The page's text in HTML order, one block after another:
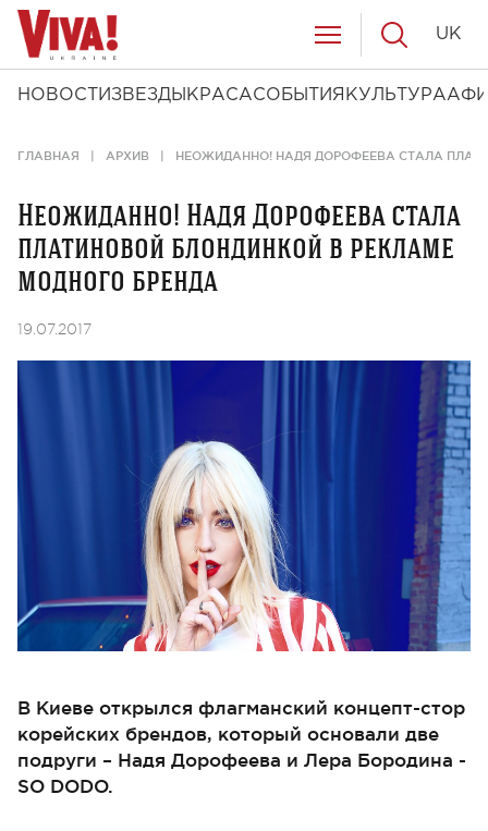
НОВОСТИ ЗВЕЗДЫ КРАСАСОБЫТИЯ КУЛЬТУРА
UK
ГЛАВНАЯ АРХИВ НЕОЖИДАННО! НАДЯ ДОРОФЕЕВА СТАЛА
Неожиданно! Надя Дорофеева стала
платиновой блондинкой в рекламе
модного бренда
19.07.2017
В Киеве открылся флагманский концепт-стор
корейских брендов, который основали две
подруги – Надя Дорофеева и Лера Бородина -
SO DODO.